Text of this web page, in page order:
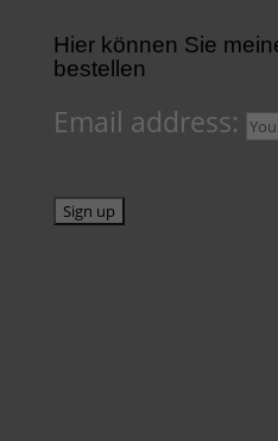
Hier können Sie
bestellen
Email address: